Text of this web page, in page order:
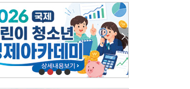
우산 털중나리
스[전체보기]
시민이 개발한 폭염 대응 앱 ‘그늘로’ 길안내 지도 등 인기
골목 맛집 발굴 고메 셀렉션…부산시, 페스티벌 시월 연계
날씨-[전체보기]
의 날씨- 2026년 8월 7일
날씨- 2026년 8월 6일